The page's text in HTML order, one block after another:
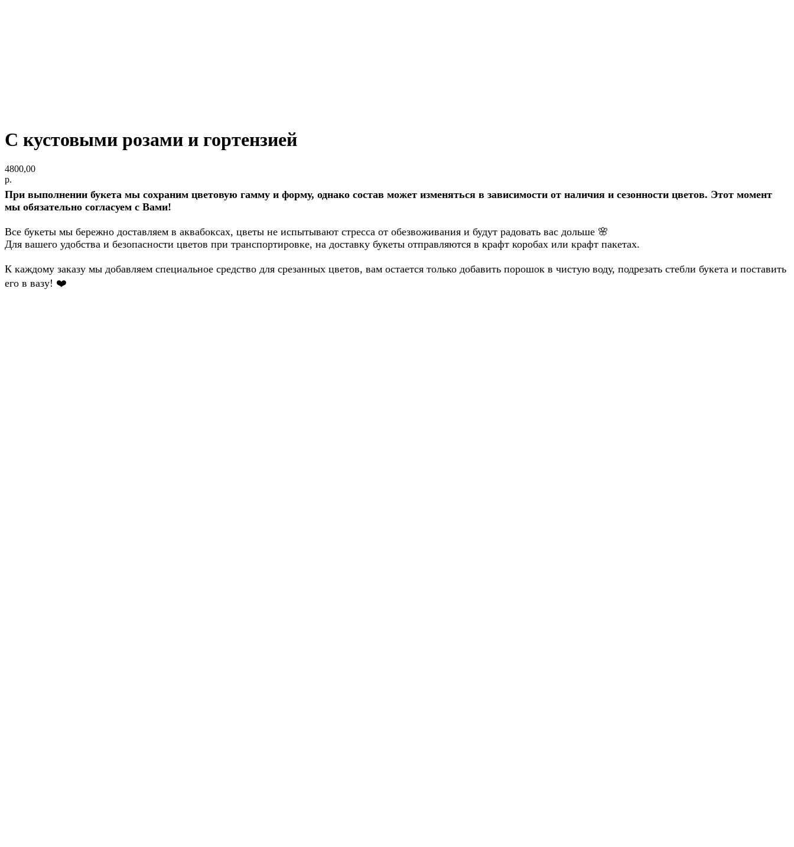
С кустовыми розами и гортензией
4800,00
р.
При выполнении букета мы сохраним цветовую гамму и форму, однако состав может изменяться в зависимости от наличия и сезонности цветов. Этот момент
мы обязательно согласуем с Вами!
Все букеты мы бережно доставляем в аквабоксах, цветы не испытывают стресса от обезвоживания и будут радовать вас дольше 🌸
Для вашего удобства и безопасности цветов при транспортировке, на доставку букеты отправляются в крафт коробах или крафт пакетах.
К каждому заказу мы добавляем специальное средство для срезанных цветов, вам остается только добавить порошок в чистую воду, подрезать стебли букета и поставить
его в вазу! ❤️